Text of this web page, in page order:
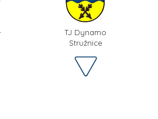
TJ Dynamo
Stružnice